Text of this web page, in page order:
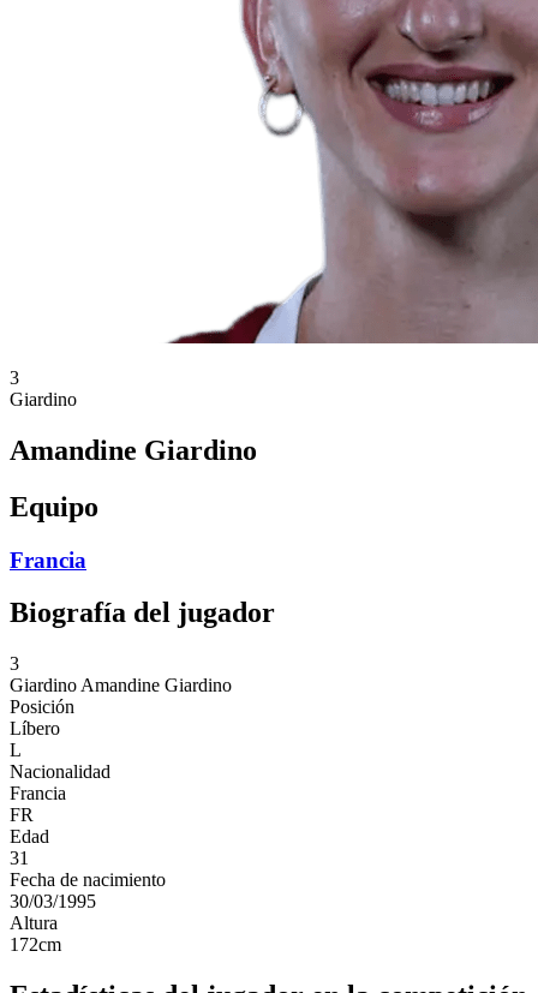
3
Giardino
Amandine Giardino
Equipo
Francia
Biografía del jugador
3
Giardino Amandine Giardino
Posición
Líbero
L
Nacionalidad
Francia
FR
Edad
31
Fecha de nacimiento
30/03/1995
Altura
172cm